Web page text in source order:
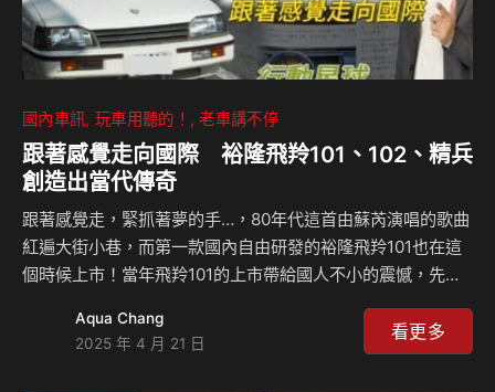
國內車訊 玩車用聽的！ 老車講不停
跟著感覺走向國際 裕隆飛羚101、102、精兵
創造出當代傳奇
跟著感覺走，緊抓著夢的手…，80年代這首由蘇芮演唱的歌曲
紅遍大街小巷，而第一款國內自由研發的裕隆飛羚101也在這
個時候上市！當年飛羚101的上市帶給國人不小的震憾，先進
之後亦曾外銷荷蘭、參加東京車展，甚至還輾轉進入俄羅斯及
北非。之後由鍾楚紅代言的102亦有著OK的銷量，不過到了精
Aqua Chang
2025 年 4 月 21 日
看更多